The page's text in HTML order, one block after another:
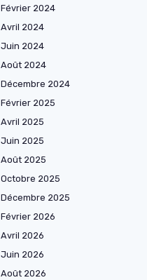
Février 2024
Avril 2024
Juin 2024
Août 2024
Décembre 2024
Février 2025
Avril 2025
Juin 2025
Août 2025
Octobre 2025
Décembre 2025
Février 2026
Avril 2026
Juin 2026
Août 2026